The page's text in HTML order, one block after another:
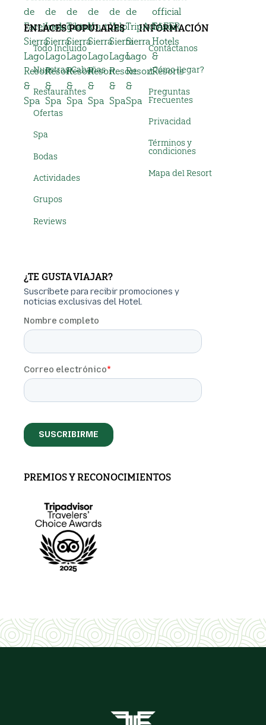
ENLACES POPULARES
Todo Incluido
Nuestras Cabañas
Restaurantes
Ofertas
Spa
Bodas
Actividades
Grupos
Reviews
INFORMACIÓN
Contáctanos
¿Cómo llegar?
Preguntas
Frecuentes
Privacidad
Términos y
condiciones
Mapa del Resort
¿TE GUSTA VIAJAR?
PREMIOS Y RECONOCIMIENTOS